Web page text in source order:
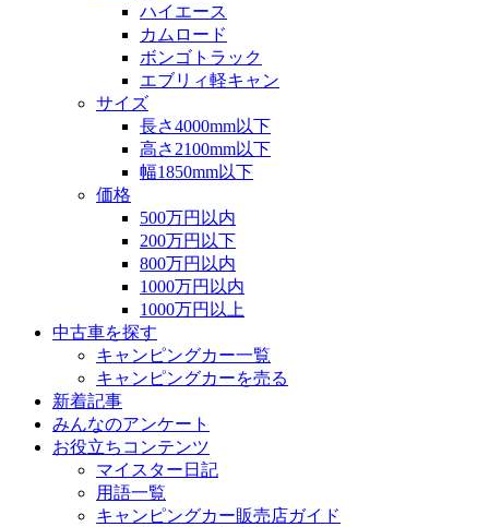
ハイエース
カムロード
ボンゴトラック
エブリィ軽キャン
サイズ
長さ4000mm以下
高さ2100mm以下
幅1850mm以下
価格
500万円以内
200万円以下
800万円以内
1000万円以内
1000万円以上
中古車を探す
キャンピングカー一覧
キャンピングカーを売る
新着記事
みんなのアンケート
お役立ちコンテンツ
マイスター日記
用語一覧
キャンピングカー販売店ガイド